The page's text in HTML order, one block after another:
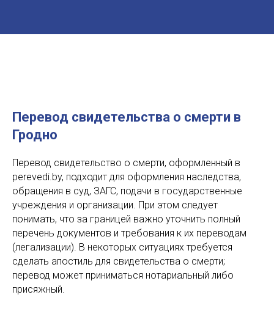
Перевод свидетельства о смерти в
Гродно
Перевод свидетельство о смерти, оформленный в
perevedi.by, подходит для оформления наследства,
обращения в суд, ЗАГС, подачи в государственные
учреждения и организации. При этом следует
понимать, что за границей важно уточнить полный
перечень документов и требования к их переводам
(легализации). В некоторых ситуациях требуется
сделать апостиль для свидетельства о смерти;
перевод может приниматься нотариальный либо
присяжный.